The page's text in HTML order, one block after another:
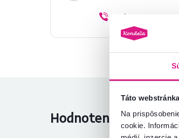
Táto
Na
cookie.
02/ 40 100 100
Hodnotenia produktu